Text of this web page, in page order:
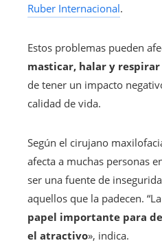
Ruber Internacional.
Estos problemas pueden
masticar, halar y
de tener un impacto
calidad de vida.
Según el cirujano
afecta a muchas personas
ser una fuente de
aquellos que la padecen.
papel importante para
el atractivo», indica.